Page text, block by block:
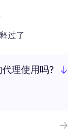
过了
理使用吗?